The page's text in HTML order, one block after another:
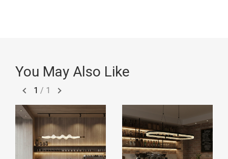
You May Also Like
1 / 1